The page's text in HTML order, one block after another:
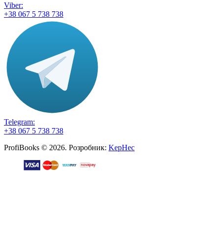
Viber:
+38 067 5 738 738
Telegram:
+38 067 5 738 738
ProfiBooks © 2026. Розробник: KepHec